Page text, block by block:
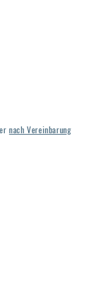
nach Vereinbarung